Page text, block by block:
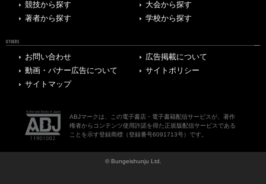
競技から探す
大会から探す
著者から探す
学校から探す
OTHERS
お問い合わせ
広告掲載について
動画・バナー広告について
サイトポリシー
サイトマップ
ABJマークは、この電子書店・電子書籍配信サービスが、著作
権者からコンテンツ使用許諾を得た正規版配信サービスである
ことを示す登録商標（登録番号6091713号）です。
© Bungeishunju Ltd.